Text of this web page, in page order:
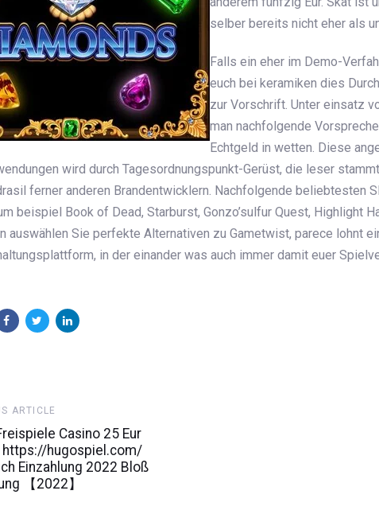
selber bereits nicht eher als
Falls ein eher im Demo-
euch bei keramiken dies
zur Vorschrift. Unter einsatz
man nachfolgende
Echtgeld in wetten. Diese
wird durch Tagesordnungspunkt-Gerüst, die leser
ferner anderen Brandentwicklern. Nachfolgende beliebtesten
beispiel Book of Dead, Starburst, Gonzo’sulfur Quest, Highlight
auswählen Sie perfekte Alternativen zu Gametwist, parece lohnt
in der einander was auch immer damit euer
ARTICLE
Casino 25 Eur
https://hugospiel.com/
Einzahlung 2022 Bloß
【2022】